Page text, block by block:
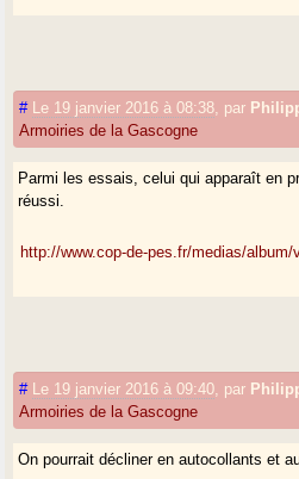
# Le 19 janvier 2016 à 08:38 par
Armoiries de la Gascogne
Parmi les essais, celui qui apparaît en
réussi.
http://www.cop-de-pes.fr/medias/album/
# Le 19 janvier 2016 à 09:40 par
Armoiries de la Gascogne
On pourrait décliner en autocollants et